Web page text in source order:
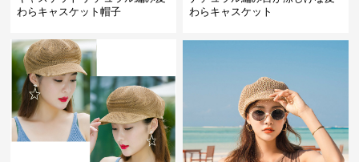
わらキャスケット帽子
わらキャスケット